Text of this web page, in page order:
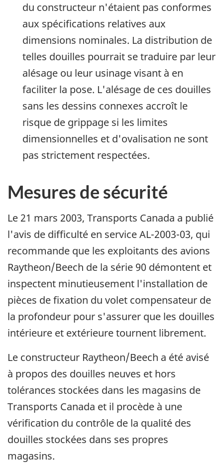
du constructeur n'étaient pas conformes
aux spécifications relatives aux
dimensions nominales. La distribution de
telles douilles pourrait se traduire par leur
alésage ou leur usinage visant à en
faciliter la pose. L'alésage de ces douilles
sans les dessins connexes accroît le
risque de grippage si les limites
dimensionnelles et d'ovalisation ne sont
pas strictement respectées.
Mesures de sécurité
Le 21 mars 2003, Transports Canada a publié
l'avis de difficulté en service AL-2003-03, qui
recommande que les exploitants des avions
Raytheon/Beech de la série 90 démontent et
inspectent minutieusement l'installation de
pièces de fixation du volet compensateur de
la profondeur pour s'assurer que les douilles
intérieure et extérieure tournent librement.
Le constructeur Raytheon/Beech a été avisé
à propos des douilles neuves et hors
tolérances stockées dans les magasins de
Transports Canada et il procède à une
vérification du contrôle de la qualité des
douilles stockées dans ses propres
magasins.